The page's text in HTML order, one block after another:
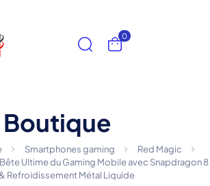
0
Boutique
Smartphones gaming
Red Magic
Bête Ultime du Gaming Mobile avec Snapdragon 8
Refroidissement Métal Liquide